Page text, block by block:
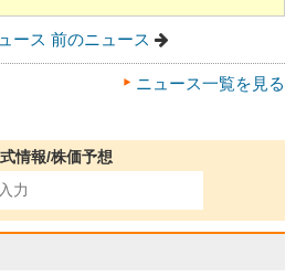
ース 前のニュース
ニュース一覧を見る
情報/株価予想